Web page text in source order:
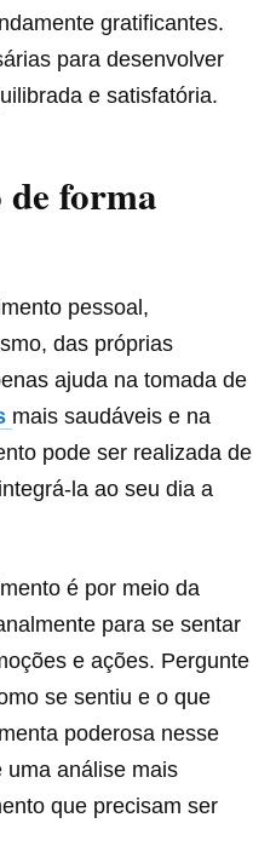
gratificantes.
para desenvolver
e satisfatória.
forma
pessoal,
das próprias
ajuda na tomada de
mais saudáveis e na
pode ser realizada de
la ao seu dia a
é por meio da
para se sentar
e ações. Pergunte
se sentiu e o que
poderosa nesse
uma análise mais
que precisam ser